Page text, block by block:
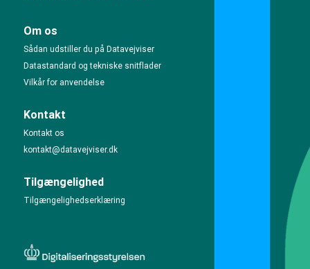
Om os
Sådan udstiller du på Datavejviser
Datastandard og tekniske snitflader
Vilkår for anvendelse
Kontakt
Kontakt os
kontakt@datavejviser.dk
Tilgængelighed
Tilgængelighedserklæring